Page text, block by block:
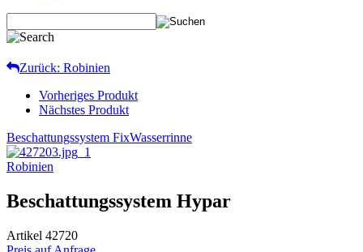
Zurück: Robinien
Vorheriges Produkt
Nächstes Produkt
Beschattungssystem FixWasserrinne
Robinien
Beschattungssystem Hypar
Artikel 42720